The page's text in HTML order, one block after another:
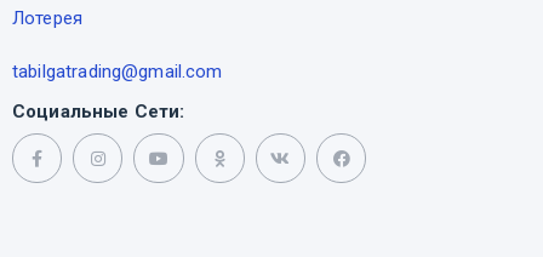
Лотерея
tabilgatrading@gmail.com
Социальные Сети: